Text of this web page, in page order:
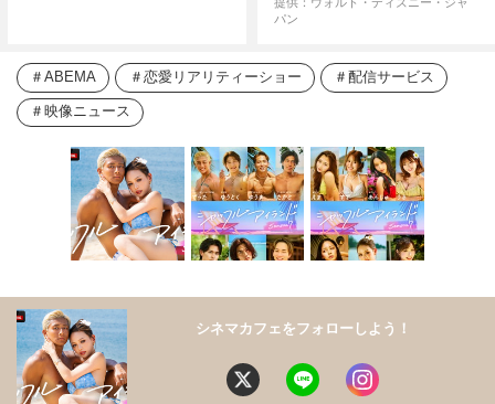
パン
ABEMA 恋愛リアリティーショー 配信サービス
映像ニュース
シネマカフェをフォローしよう！